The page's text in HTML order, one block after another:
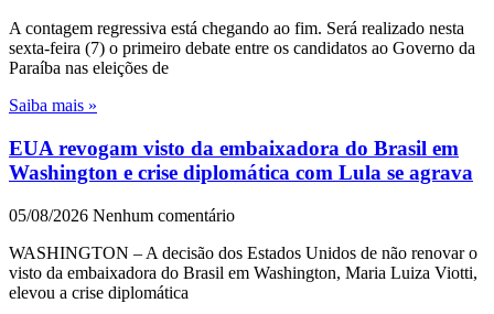
A contagem regressiva está chegando ao fim. Será realizado nesta
sexta-feira (7) o primeiro debate entre os candidatos ao Governo da
Paraíba nas eleições de
Saiba mais »
EUA revogam visto da embaixadora do Brasil em
Washington e crise diplomática com Lula se agrava
05/08/2026 Nenhum comentário
WASHINGTON – A decisão dos Estados Unidos de não renovar o
visto da embaixadora do Brasil em Washington, Maria Luiza Viotti,
elevou a crise diplomática